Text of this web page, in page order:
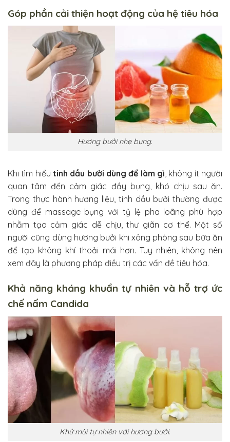
Góp phần cải thiện hoạt động của hệ tiêu hóa
Hương bưởi nhẹ bụng.
Khi tìm hiểu tinh dầu bưởi dùng để làm gì , không ít người
quan tâm đến cảm giác đầy bụng, khó chịu sau ăn.
Trong thực hành hương liệu, tinh dầu bưởi thường được
dùng để massage bụng với tỷ lệ pha loãng phù hợp
nhằm tạo cảm giác dễ chịu, thư giãn cơ thể. Một số
người cũng dùng hương bưởi khi xông phòng sau bữa ăn
để tạo không khí thoải mái hơn. Tuy nhiên, không nên
xem đây là phương pháp điều trị các vấn đề tiêu hóa.
Khả năng kháng khuẩn tự nhiên và hỗ trợ ức
chế nấm Candida
Khử mùi tự nhiên với hương bưởi.